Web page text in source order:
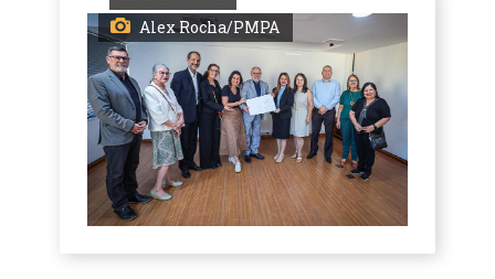
Alex Rocha/PMPA